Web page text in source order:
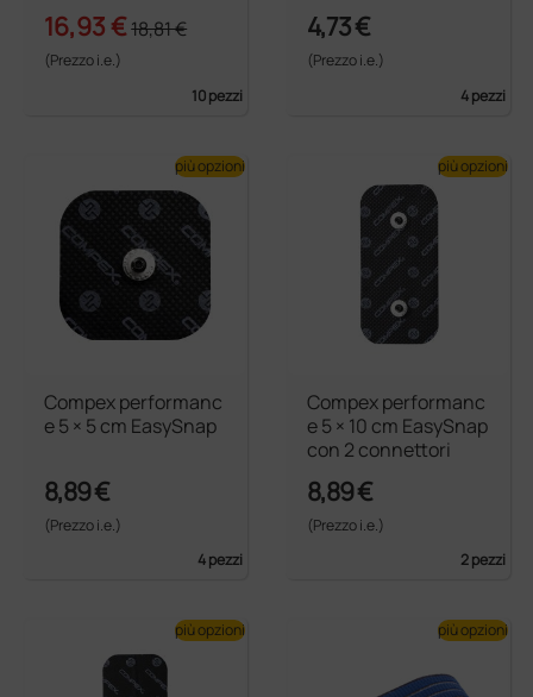
16,93 €18,81 €
(Prezzo i.e.)
10 pezzi
4,73 €
(Prezzo i.e.)
4 pezzi
Compex performanc
e 5 × 5 cm EasySnap
8,89 €
(Prezzo i.e.)
4 pezzi
più opzioni
Compex performanc
e 5 × 10 cm EasySnap
con 2 connettori
8,89 €
(Prezzo i.e.)
2 pezzi
più opzioni
più opzioni più opzioni